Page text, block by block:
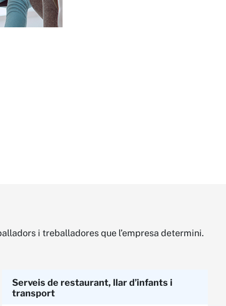
i treballadores que l’empresa determini.
Serveis de restaurant, llar d’infants i
transport